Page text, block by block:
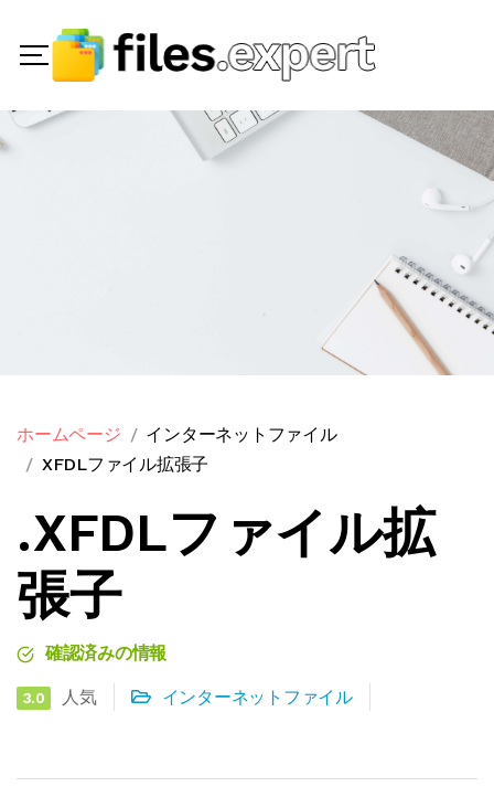
ホームページ
インターネットファイル
XFDLファイル拡張子
.XFDLファイル拡
張子
確認済みの情報
3.0 人気 インターネットファイル